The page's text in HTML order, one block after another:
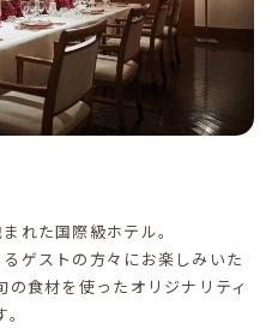
れた国際級ホテル。
ゲストの方々にお楽しみいた
食材を使ったオリジナリティ